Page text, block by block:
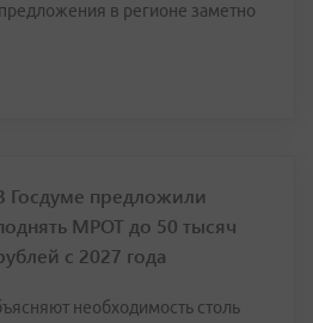
в регионе заметно
Госдуме предложили
МРОТ до 50 тысяч
с 2027 года
необходимость столь